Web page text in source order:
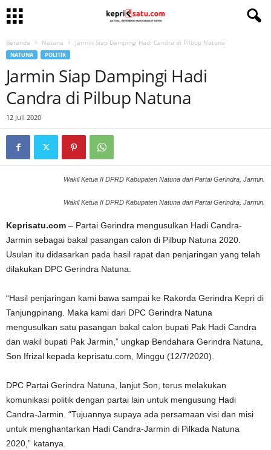
Beranda Natuna Jarmin Siap Dampingi Hadi Candra di Pilbup Natuna
NATUNA POLITIK
Jarmin Siap Dampingi Hadi
Candra di Pilbup Natuna
12 Juli 2020
Wakil Ketua II DPRD Kabupaten Natuna dari Partai Gerindra, Jarmin.
Wakil Ketua II DPRD Kabupaten Natuna dari Partai Gerindra, Jarmin.
Keprisatu.com – Partai Gerindra mengusulkan Hadi Candra-
Jarmin sebagai bakal pasangan calon di Pilbup Natuna 2020.
Usulan itu didasarkan pada hasil rapat dan penjaringan yang telah
dilakukan DPC Gerindra Natuna.
“Hasil penjaringan kami bawa sampai ke Rakorda Gerindra Kepri di
Tanjungpinang. Maka kami dari DPC Gerindra Natuna
mengusulkan satu pasangan bakal calon bupati Pak Hadi Candra
dan wakil bupati Pak Jarmin,” ungkap Bendahara Gerindra Natuna,
Son Ifrizal kepada keprisatu.com, Minggu (12/7/2020).
DPC Partai Gerindra Natuna, lanjut Son, terus melakukan
komunikasi politik dengan partai lain untuk mengusung Hadi
Candra-Jarmin. “Tujuannya supaya ada persamaan visi dan misi
untuk menghantarkan Hadi Candra-Jarmin di Pilkada Natuna
2020,” katanya.